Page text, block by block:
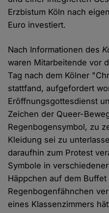
Erzbistum Köln nach
Euro investiert.
Nach Informationen des
waren Mitarbeitende vor
Tag nach dem Kölner
stattfand, aufgefordert
Eröffnungsgottesdienst
Zeichen der Queer-
Regenbogensymbol, zu
Kleidung sei zu
daraufhin zum Protest
Symbole in
Häppchen auf dem
Regenbogenfähnchen
eines Klassenzimmers